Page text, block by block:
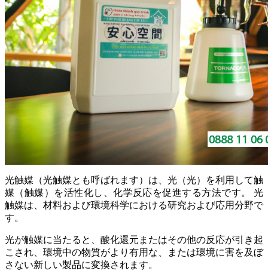
光触媒（光触媒とも呼ばれます）は、光（光）を利用して触
媒（触媒）を活性化し、化学反応を促進する方法です。 光
触媒は、材料および環境科学における研究および応用分野で
す。
光が触媒に当たると、酸化還元またはその他の反応が引き起
こされ、環境中の物質がより有用な、または環境に害を及ぼ
さない新しい製品に変換されます。